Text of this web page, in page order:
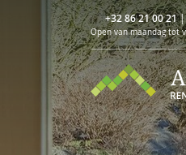
+32 86 21 00 21
Open van maandag tot